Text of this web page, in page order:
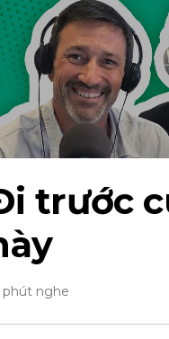
trước
phút nghe